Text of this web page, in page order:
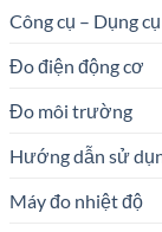
Công cụ – Dụng cụ
Đo điện động cơ
Đo môi trường
Hướng dẫn sử
Máy đo nhiệt độ